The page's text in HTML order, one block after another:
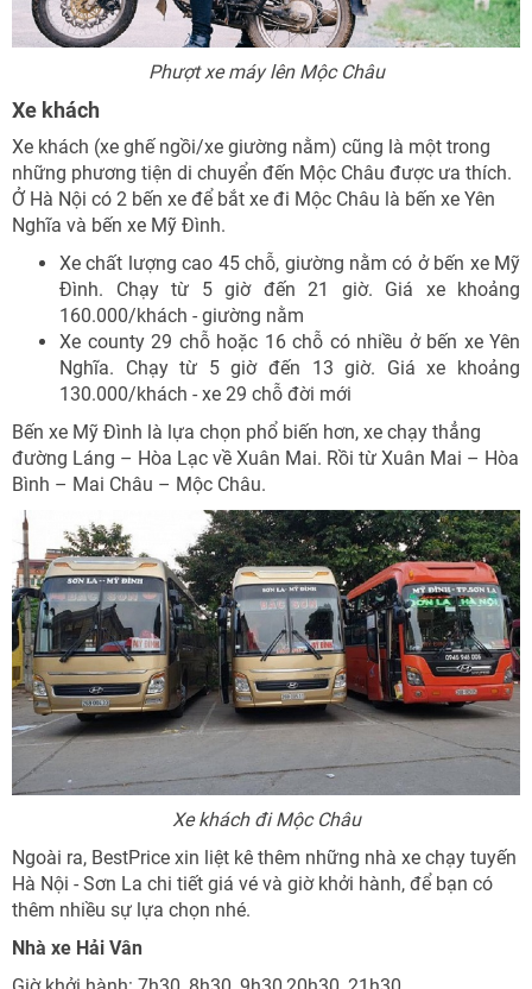
Phượt xe máy lên Mộc Châu
Xe khách
Xe khách (xe ghế ngồi/xe giường nằm) cũng là một trong
những phương tiện di chuyển đến Mộc Châu được ưa thích.
Ở Hà Nội có 2 bến xe để bắt xe đi Mộc Châu là bến xe Yên
Nghĩa và bến xe Mỹ Đình.
Xe chất lượng cao 45 chỗ, giường nằm có ở bến xe Mỹ
Đình. Chạy từ 5 giờ đến 21 giờ. Giá xe khoảng
160.000/khách - giường nằm
Xe county 29 chỗ hoặc 16 chỗ có nhiều ở bến xe Yên
Nghĩa. Chạy từ 5 giờ đến 13 giờ. Giá xe khoảng
130.000/khách - xe 29 chỗ đời mới
Bến xe Mỹ Đình là lựa chọn phổ biến hơn, xe chạy thẳng
đường Láng – Hòa Lạc về Xuân Mai. Rồi từ Xuân Mai – Hòa
Bình – Mai Châu – Mộc Châu.
Xe khách đi Mộc Châu
Ngoài ra, BestPrice xin liệt kê thêm những nhà xe chạy tuyến
Hà Nội - Sơn La chi tiết giá vé và giờ khởi hành, để bạn có
thêm nhiều sự lựa chọn nhé.
Nhà xe Hải Vân